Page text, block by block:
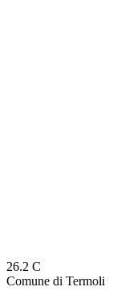
26.2 C
Comune di Termoli